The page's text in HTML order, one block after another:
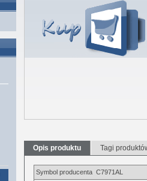
Opis produktu Tagi
Symbol producenta C7971AL